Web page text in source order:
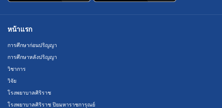
หน้าแรก
การศึกษาก่อนปริญญา
การศึกษาหลังปริญญา
วิชาการ
วิจัย
โรงพยาบาลศิริราช
โรงพยาบาลศิริราช ปิยมหาราชการุณย์